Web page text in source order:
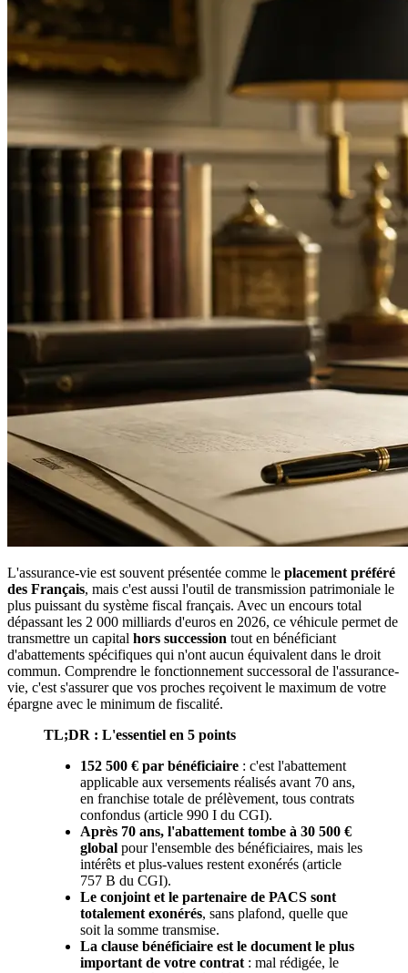
L'assurance-vie est souvent présentée comme le placement préféré
des Français, mais c'est aussi l'outil de transmission patrimoniale le
plus puissant du système fiscal français. Avec un encours total
dépassant les 2 000 milliards d'euros en 2026, ce véhicule permet de
transmettre un capital hors succession tout en bénéficiant
d'abattements spécifiques qui n'ont aucun équivalent dans le droit
commun. Comprendre le fonctionnement successoral de l'assurance-
vie, c'est s'assurer que vos proches reçoivent le maximum de votre
épargne avec le minimum de fiscalité.
TL;DR : L'essentiel en 5 points
152 500 € par bénéficiaire : c'est l'abattement
applicable aux versements réalisés avant 70 ans,
en franchise totale de prélèvement, tous contrats
confondus (article 990 I du CGI).
Après 70 ans, l'abattement tombe à 30 500 €
global pour l'ensemble des bénéficiaires, mais les
intérêts et plus-values restent exonérés (article
757 B du CGI).
Le conjoint et le partenaire de PACS sont
totalement exonérés, sans plafond, quelle que
soit la somme transmise.
La clause bénéficiaire est le document le plus
important de votre contrat : mal rédigée, le